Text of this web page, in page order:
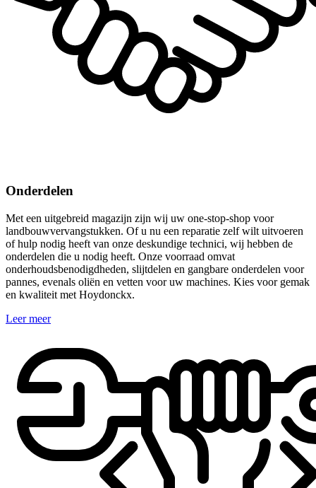
Onderdelen
Met een uitgebreid magazijn zijn wij uw one-stop-shop voor
landbouwvervangstukken. Of u nu een reparatie zelf wilt uitvoeren
of hulp nodig heeft van onze deskundige technici, wij hebben de
onderdelen die u nodig heeft. Onze voorraad omvat
onderhoudsbenodigdheden, slijtdelen en gangbare onderdelen voor
pannes, evenals oliën en vetten voor uw machines. Kies voor gemak
en kwaliteit met Hoydonckx.
Leer meer